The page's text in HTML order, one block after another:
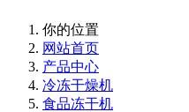
你的位置
网站首页
产品中心
冷冻干燥机
食品冻干机